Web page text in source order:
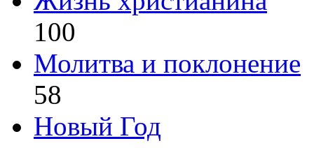
100
Молитва и поклонение
58
Новый Год